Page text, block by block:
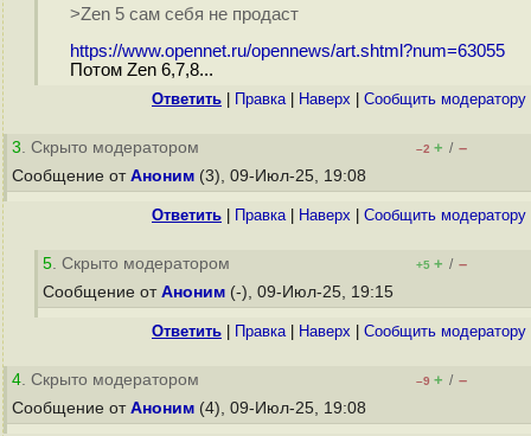
>Zen 5 сам себя не продаст
https://www.opennet.ru/opennews/art.shtml?num=63055
Потом Zen 6,7,8...
Ответить Правка| Наверх Cообщить модератору
3. Скрыто модератором –2 + / –
Сообщение от Аноним (3), 09-Июл-25, 19:08
Ответить Правка| Наверх Cообщить модератору
5. Скрыто модератором +5 + / –
Сообщение от Аноним (-), 09-Июл-25, 19:15
Ответить Правка| Наверх Cообщить модератору
4. Скрыто модератором –9 + / –
Сообщение от Аноним (4), 09-Июл-25, 19:08